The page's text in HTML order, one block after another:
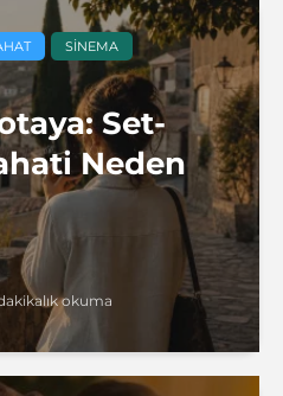
SINEMA
Set-
Neden
okuma